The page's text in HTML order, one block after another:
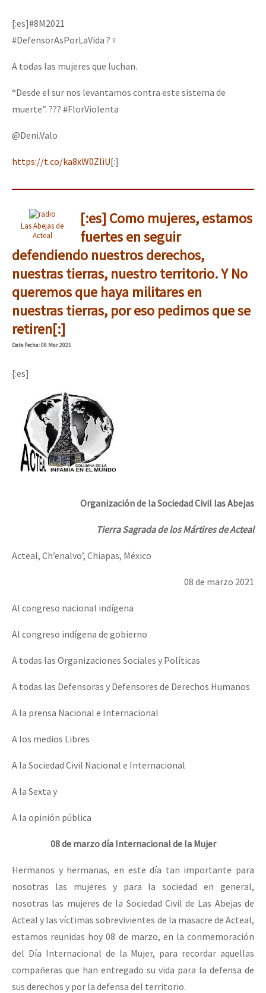
EZLN
Megaproyectos
Mujeres
Niñxs
ETIQUETAS
MULTIMEDIA
Audio
Fotorreportaje
Video
Otras secciones
Semillero Guerra contra la Humanidad. (Las poblaciones y
Libros para descargar
Medios Libres
COVID-19
Eventos
Dia 1: Encontro “Guerra contra a Humanidade”
Se o México sabe, que o mundo saiba! Nossas lutas pela
[25 abr – CDMX] Tokín por el CNI: 30 años de Resistencia y
[:es]#8M2021
#DefensorAsPorLaVida ?‍♀️
A todas las mujeres que luchan.
“Desde el sur nos levantamos contra este sistema de
muerte”. ??? #FlorViolenta
@Deni.Valo
https://t.co/ka8xW0ZliU[:]
Las Abejas de
Acteal
[:es] Como mujeres, estamos
fuertes en seguir
defendiendo nuestros derechos,
nuestras tierras, nuestro territorio. Y No
queremos que haya militares en
nuestras tierras, por eso pedimos que se
retiren[:]
DateFecha: 08 Mar 2021
[:es]
Organización de la Sociedad Civil las Abejas
Tierra Sagrada de los Mártires de Acteal
Acteal, Ch’enalvo’, Chiapas, México
08 de marzo 2021
Al congreso nacional indígena
Al congreso indígena de gobierno
A todas las Organizaciones Sociales y Políticas
A todas las Defensoras y Defensores de Derechos Humanos
A la prensa Nacional e Internacional
A los medios Libres
A la Sociedad Civil Nacional e Internacional
A la Sexta y
A la opinión pública
08 de marzo día Internacional de la Mujer
Hermanos y hermanas, en este día tan importante para
nosotras las mujeres y para la sociedad en general,
nosotras las mujeres de la Sociedad Civil de Las Abejas de
Acteal y las víctimas sobrevivientes de la masacre de Acteal,
estamos reunidas hoy 08 de marzo, en la conmemoración
del Día Internacional de la Mujer, para recordar aquellas
compañeras que han entregado su vida para la defensa de
sus derechos y por la defensa del territorio.